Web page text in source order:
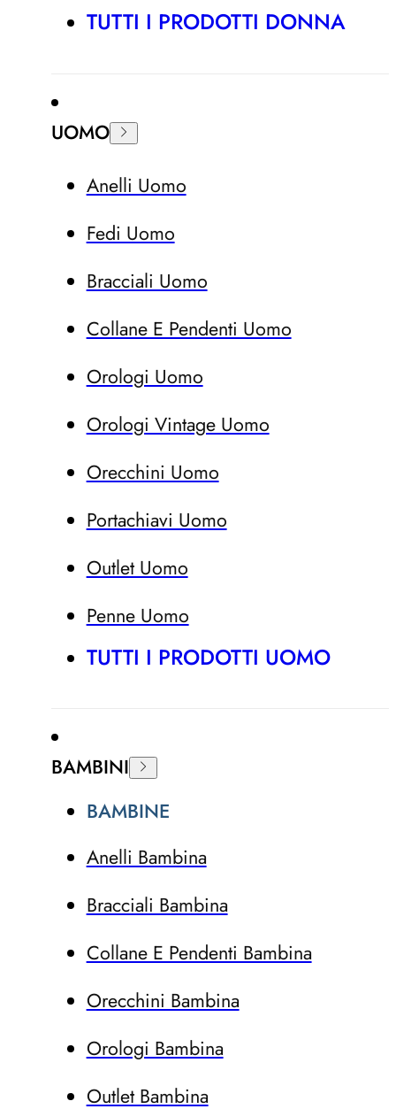
TUTTI I PRODOTTI DONNA
UOMO
Anelli Uomo
Fedi Uomo
Bracciali Uomo
Collane E Pendenti Uomo
Orologi Uomo
Orologi Vintage Uomo
Orecchini Uomo
Portachiavi Uomo
Outlet Uomo
Penne Uomo
TUTTI I PRODOTTI UOMO
BAMBINI
BAMBINE
Anelli Bambina
Bracciali Bambina
Collane E Pendenti Bambina
Orecchini Bambina
Orologi Bambina
Outlet Bambina